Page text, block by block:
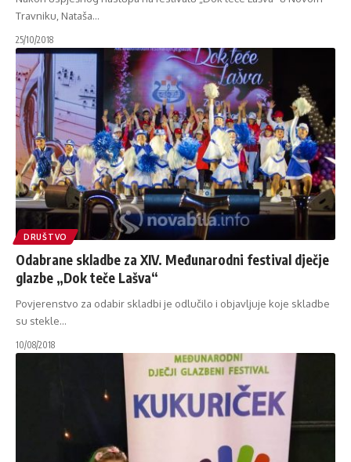
Travniku, Nataša…
25/10/2018
DRUŠTVO
Odabrane skladbe za XIV. Međunarodni festival dječje
glazbe „Dok teče Lašva“
Povjerenstvo za odabir skladbi je odlučilo i objavljuje koje skladbe
su stekle…
10/08/2018